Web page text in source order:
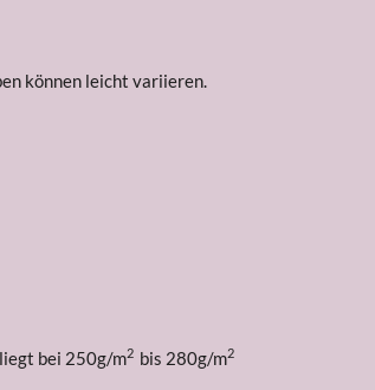
können leicht variieren.
bei 250g/m2 bis 280g/m2